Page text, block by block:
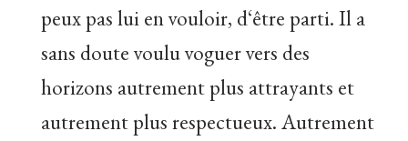
peux pas lui en vouloir, d‘être parti. Il a
sans doute voulu voguer vers des
horizons autrement plus attrayants et
autrement plus respectueux. Autrement